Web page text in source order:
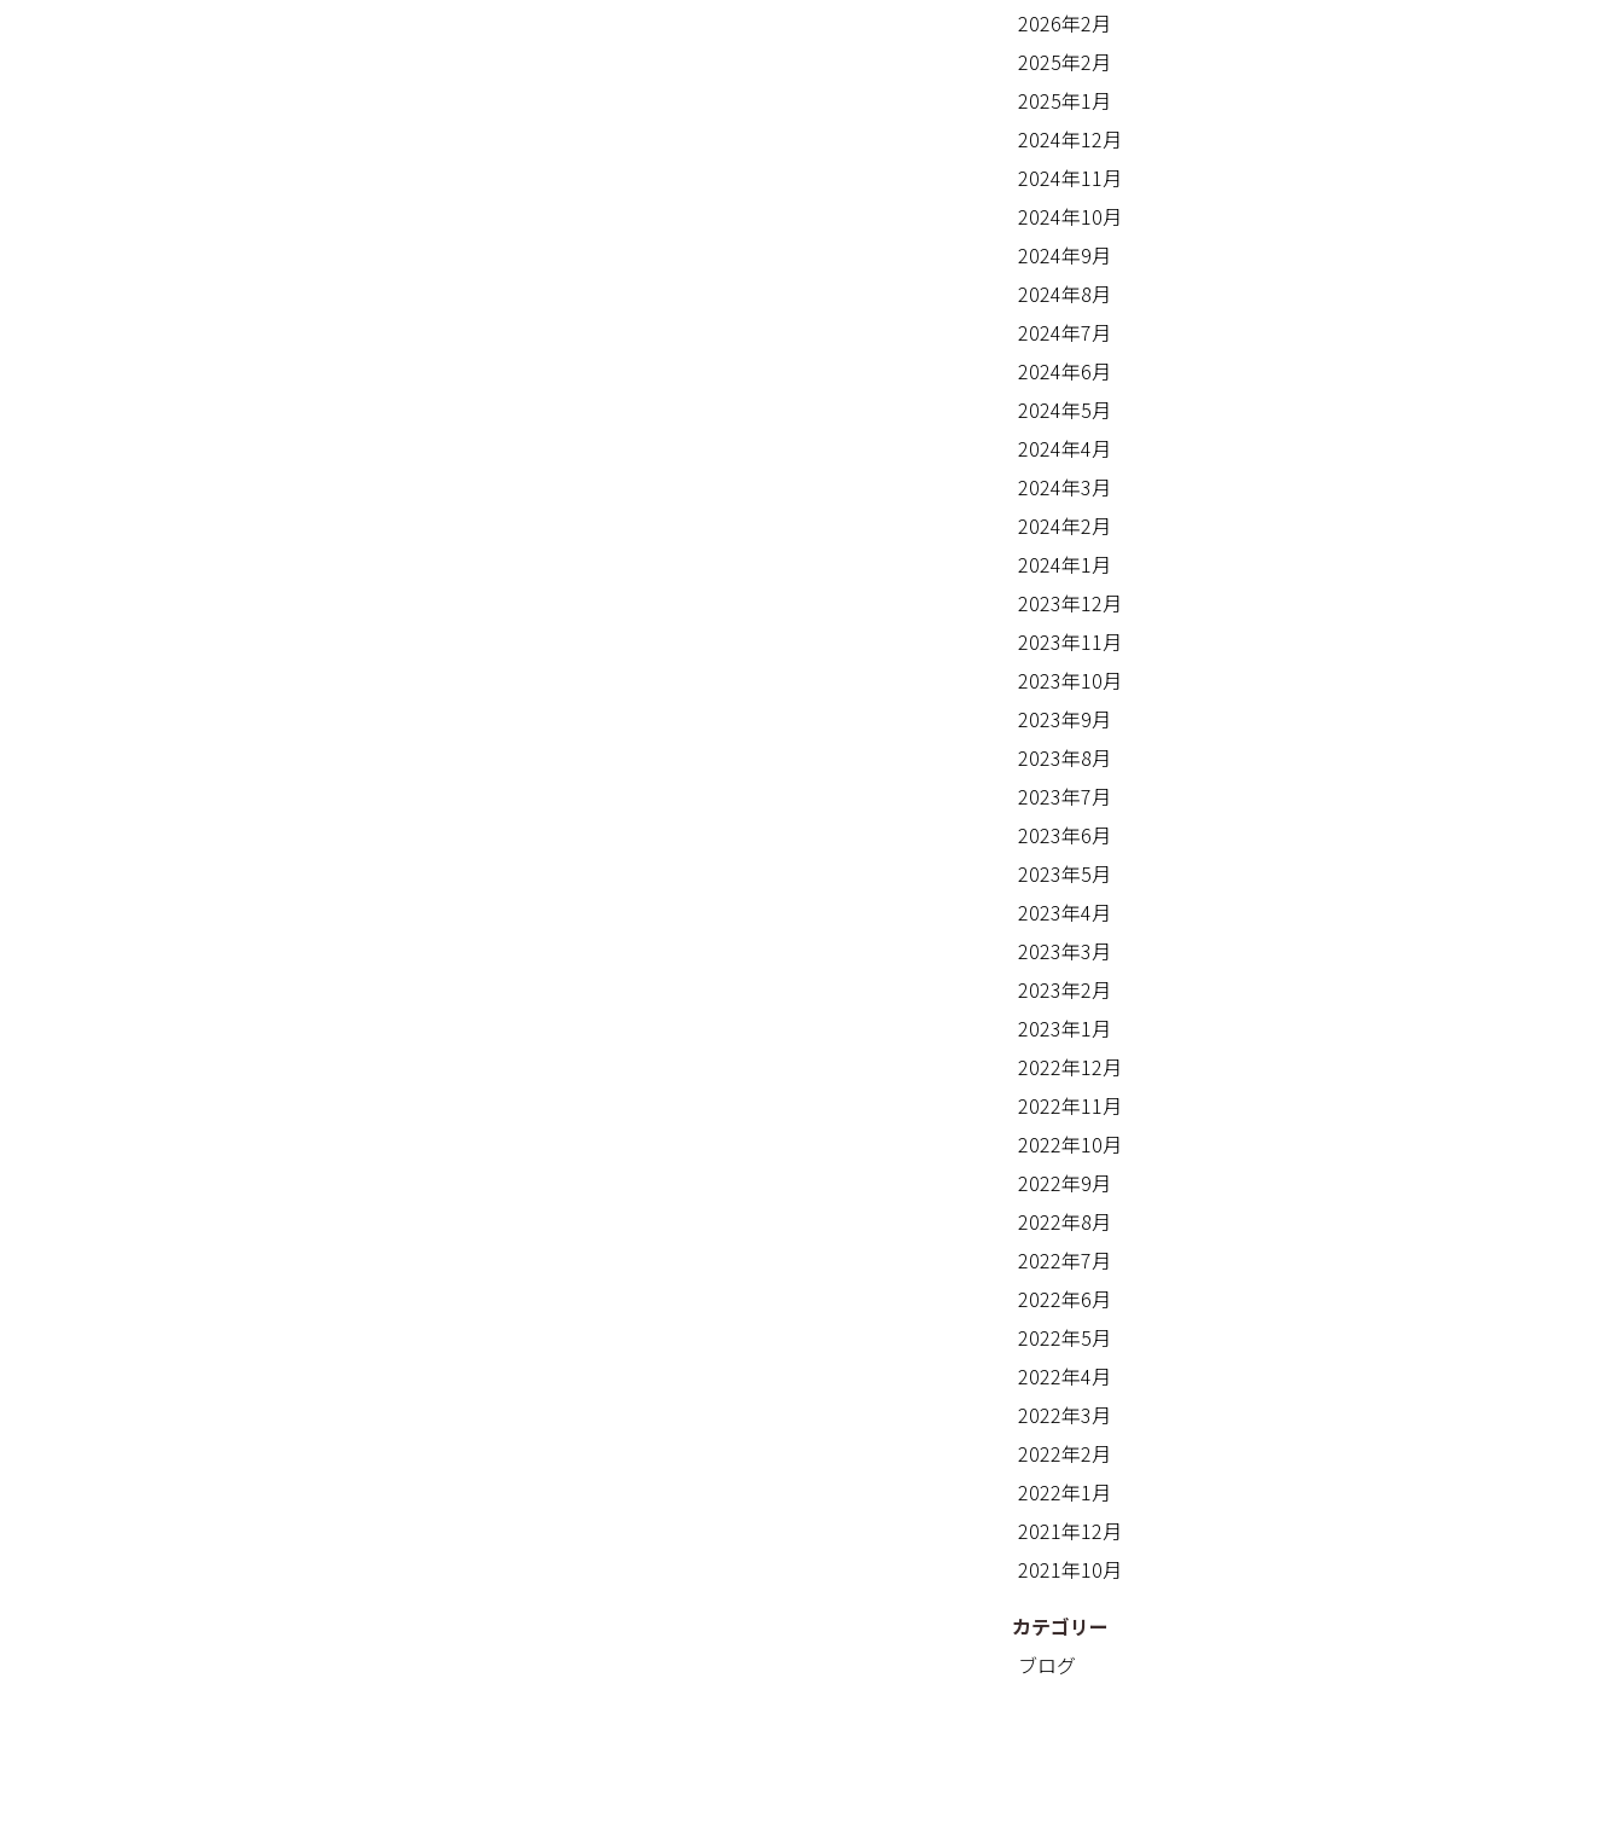
2026年2月
2025年2月
2025年1月
2024年12月
2024年11月
2024年10月
2024年9月
2024年8月
2024年7月
2024年6月
2024年5月
2024年4月
2024年3月
2024年2月
2024年1月
2023年12月
2023年11月
2023年10月
2023年9月
2023年8月
2023年7月
2023年6月
2023年5月
2023年4月
2023年3月
2023年2月
2023年1月
2022年12月
2022年11月
2022年10月
2022年9月
2022年8月
2022年7月
2022年6月
2022年5月
2022年4月
2022年3月
2022年2月
2022年1月
2021年12月
2021年10月
カテゴリー
ブログ